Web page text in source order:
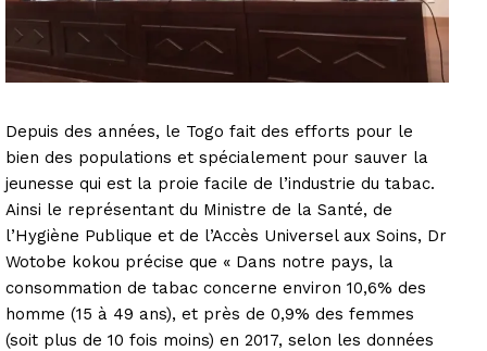
Depuis des années, le Togo fait des efforts pour le
bien des populations et spécialement pour sauver la
jeunesse qui est la proie facile de l’industrie du tabac.
Ainsi le représentant du Ministre de la Santé, de
l’Hygiène Publique et de l’Accès Universel aux Soins, Dr
Wotobe kokou précise que « Dans notre pays, la
consommation de tabac concerne environ 10,6% des
homme (15 à 49 ans), et près de 0,9% des femmes
(soit plus de 10 fois moins) en 2017, selon les données